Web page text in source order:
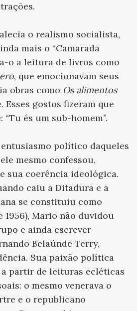
o realismo socialista,
mais o “Camarada
o a leitura de livros como
, que emocionavam seus
obras como Os alimentos
Esses gostos fizeram que
“Tu és um sub-homem”.
político daqueles
mesmo confessou,
sua coerência ideológica.
caiu a Ditadura e a
se constituiu como
Mario não duvidou
e ainda escrever
Belaúnde Terry,
Sua paixão política
partir de leituras ecléticas
o mesmo venerava o
e o republicano